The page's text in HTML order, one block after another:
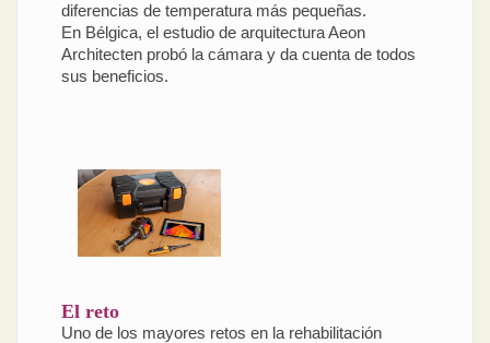
diferencias de temperatura más pequeñas.
En Bélgica, el estudio de arquitectura Aeon
Architecten probó la cámara y da cuenta de todos
sus beneficios.
El reto
Uno de los mayores retos en la rehabilitación